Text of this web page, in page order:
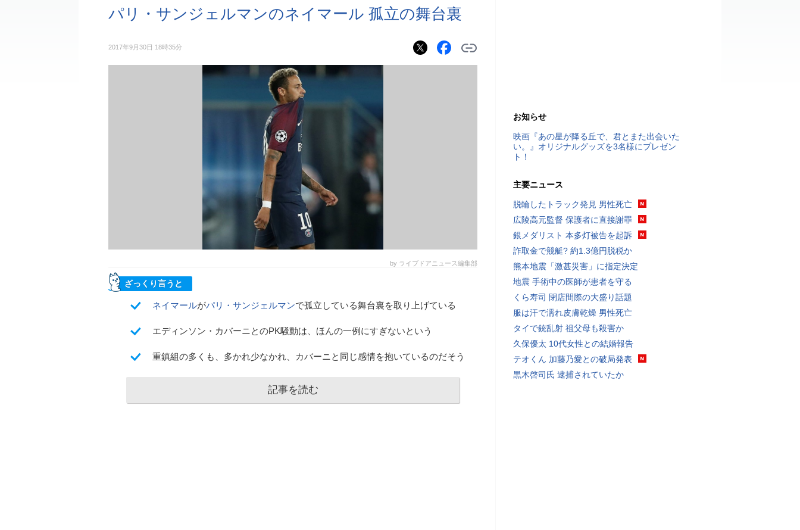
パリ・サンジェルマンのネイマール 孤立の舞台裏
2017年9月30日 18時35分
by ライブドアニュース編集部
ざっくり言うと
ネイマールがパリ・サンジェルマンで孤立している舞台裏を取り上げている
エディンソン・カバーニとのPK騒動は、ほんの一例にすぎないという
重鎮組の多くも、多かれ少なかれ、カバーニと同じ感情を抱いているのだそう
記事を読む
お知らせ
映画『あの星が降る丘で、君とまた出会いた
い。』オリジナルグッズを3名様にプレゼン
ト！
主要ニュース
脱輪したトラック発見 男性死亡
広陵高元監督 保護者に直接謝罪
銀メダリスト 本多灯被告を起訴
詐取金で競艇? 約1.3億円脱税か
熊本地震「激甚災害」に指定決定
地震 手術中の医師が患者を守る
くら寿司 閉店間際の大盛り話題
服は汗で濡れ皮膚乾燥 男性死亡
タイで銃乱射 祖父母も殺害か
久保優太 10代女性との結婚報告
テオくん 加藤乃愛との破局発表
黒木啓司氏 逮捕されていたか